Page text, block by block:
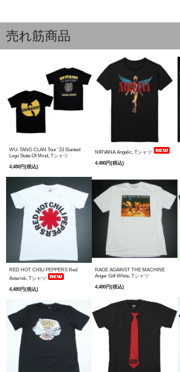
売れ筋商品
WU-TANG CLAN Tour '23 Slanted
Logo State Of Mind, Tシャツ
4,480円(税込)
NIRVANA Angelic, Tシャツ
4,480円(税込)
RED HOT CHILI PEPPERS Red
Asterisk, Tシャツ
4,480円(税込)
RAGE AGAINST THE MACHINE
Anger Gift White, Tシャツ
4,480円(税込)